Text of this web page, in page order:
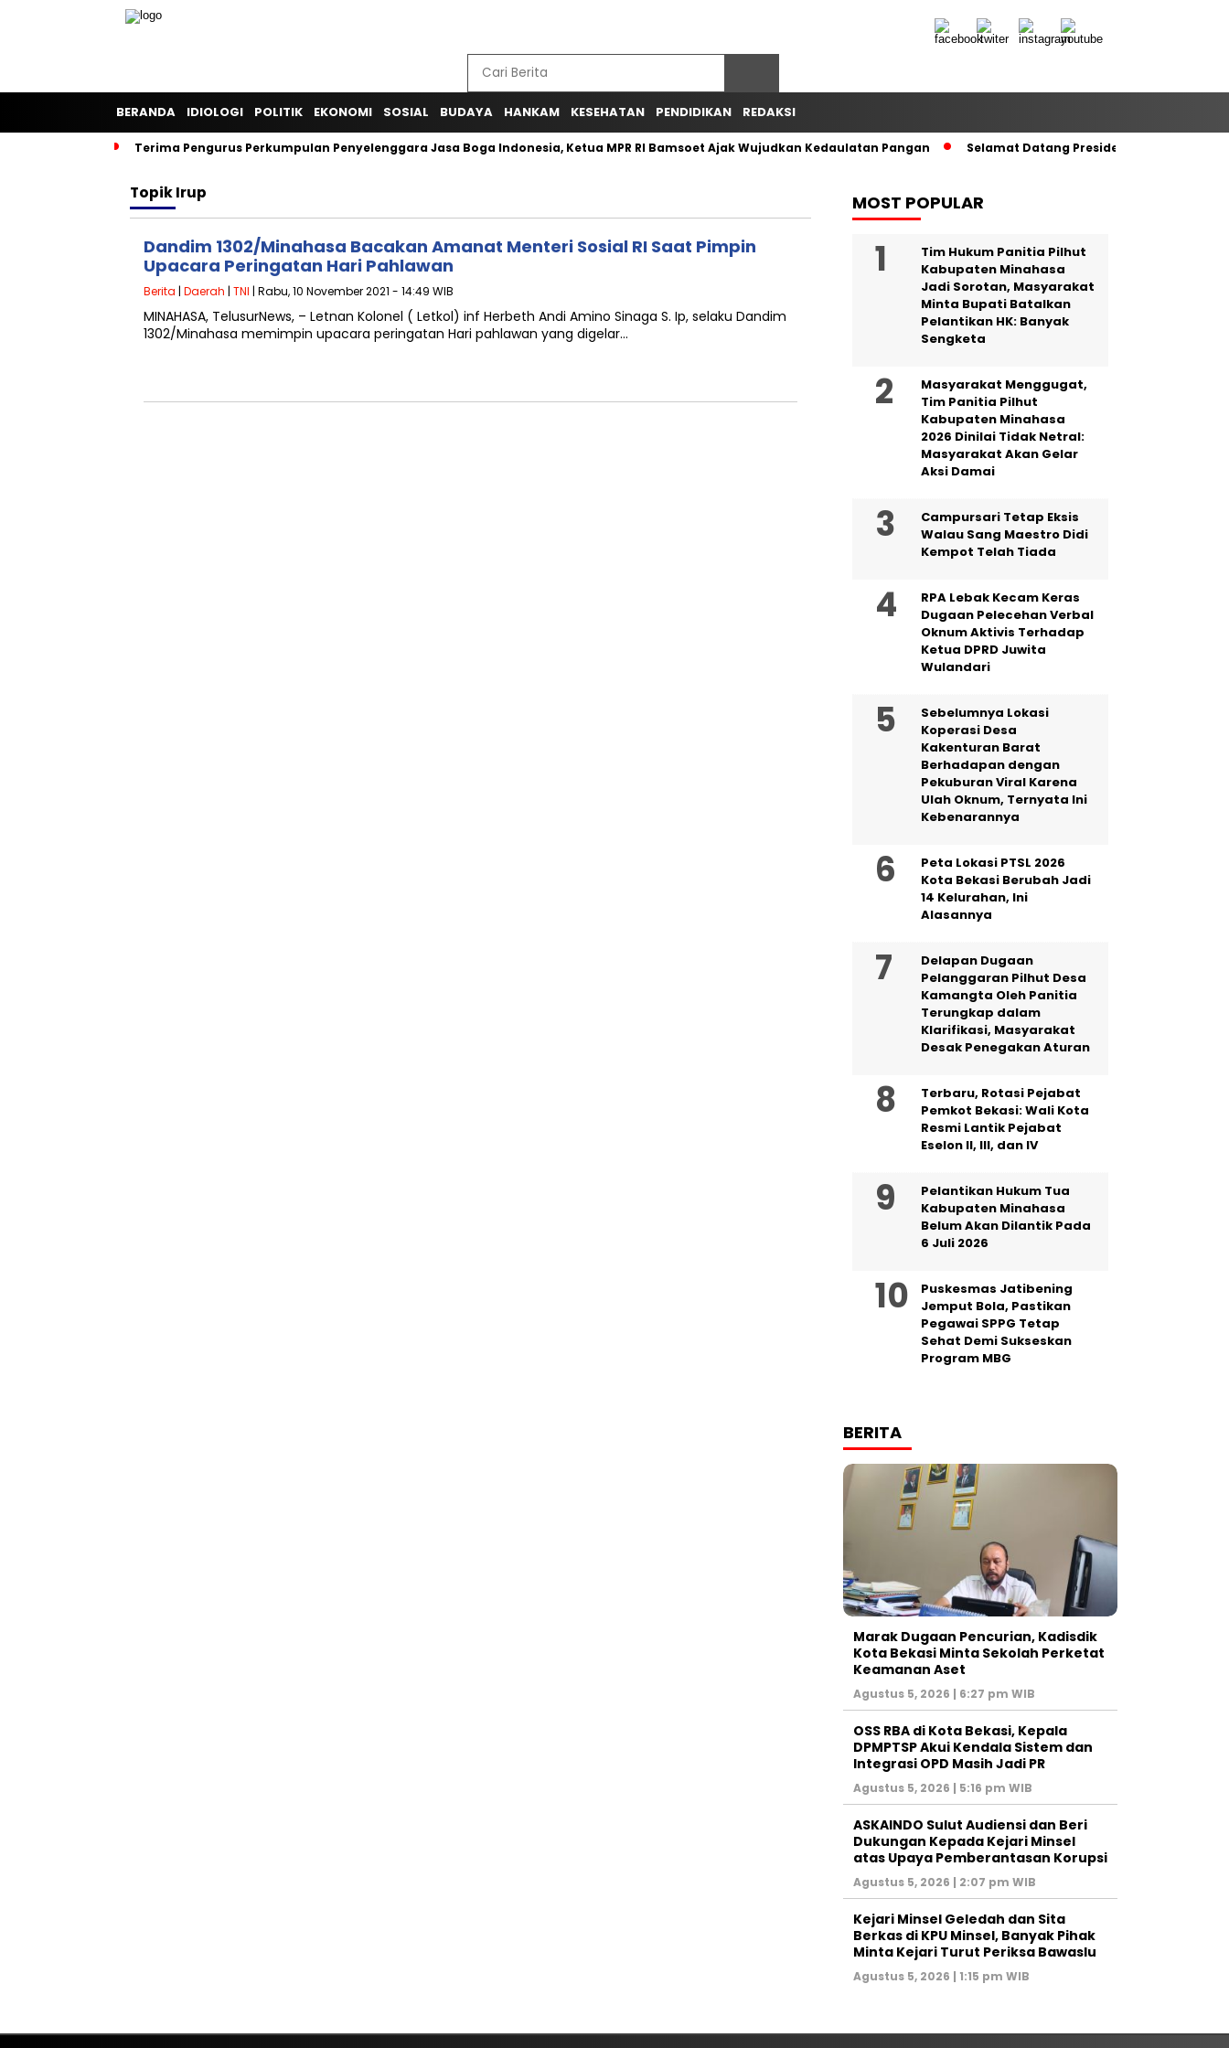
BERANDA IDIOLOGI POLITIK EKONOMI SOSIAL BUDAYA HANKAM KESEHATAN PENDIDIKAN REDAKSI
Terima Pengurus Perkumpulan Penyelenggara Jasa Boga Indonesia, Ketua MPR RI Bamsoet Ajak Wujudkan Kedaulatan Pangan Selamat Datang Presiden RI di Tanah
TopikIrup
Dandim 1302/Minahasa Bacakan Amanat Menteri Sosial RI Saat Pimpin
Upacara Peringatan Hari Pahlawan
Berita | Daerah | TNI | Rabu, 10 November 2021 - 14:49 WIB
MINAHASA, TelusurNews, – Letnan Kolonel ( Letkol) inf Herbeth Andi Amino Sinaga S. Ip, selaku Dandim
1302/Minahasa memimpin upacara peringatan Hari pahlawan yang digelar…
MOST POPULAR
Tim Hukum Panitia Pilhut
Kabupaten Minahasa
Jadi Sorotan, Masyarakat
Minta Bupati Batalkan
Pelantikan HK: Banyak
Sengketa
Masyarakat Menggugat,
Tim Panitia Pilhut
Kabupaten Minahasa
2026 Dinilai Tidak Netral:
Masyarakat Akan Gelar
Aksi Damai
Campursari Tetap Eksis
Walau Sang Maestro Didi
Kempot Telah Tiada
RPA Lebak Kecam Keras
Dugaan Pelecehan Verbal
Oknum Aktivis Terhadap
Ketua DPRD Juwita
Wulandari
Sebelumnya Lokasi
Koperasi Desa
Kakenturan Barat
Berhadapan dengan
Pekuburan Viral Karena
Ulah Oknum, Ternyata Ini
Kebenarannya
Peta Lokasi PTSL 2026
Kota Bekasi Berubah Jadi
14 Kelurahan, Ini
Alasannya
Delapan Dugaan
Pelanggaran Pilhut Desa
Kamangta Oleh Panitia
Terungkap dalam
Klarifikasi, Masyarakat
Desak Penegakan Aturan
‎Terbaru, Rotasi Pejabat
Pemkot Bekasi: Wali Kota
Resmi Lantik Pejabat
Eselon II, III, dan IV ‎
Pelantikan Hukum Tua
Kabupaten Minahasa
Belum Akan Dilantik Pada
6 Juli 2026
Puskesmas Jatibening
Jemput Bola, Pastikan
Pegawai SPPG Tetap
Sehat Demi Sukseskan
Program MBG
BERITA
‎Marak Dugaan Pencurian, Kadisdik
Kota Bekasi Minta Sekolah Perketat
Keamanan Aset
Agustus 5, 2026 | 6:27 pm WIB
‎OSS RBA di Kota Bekasi, Kepala
DPMPTSP Akui Kendala Sistem dan
Integrasi OPD Masih Jadi PR
Agustus 5, 2026 | 5:16 pm WIB
ASKAINDO Sulut Audiensi dan Beri
Dukungan Kepada Kejari Minsel
atas Upaya Pemberantasan Korupsi
Agustus 5, 2026 | 2:07 pm WIB
Kejari Minsel Geledah dan Sita
Berkas di KPU Minsel, Banyak Pihak
Minta Kejari Turut Periksa Bawaslu
Agustus 5, 2026 | 1:15 pm WIB